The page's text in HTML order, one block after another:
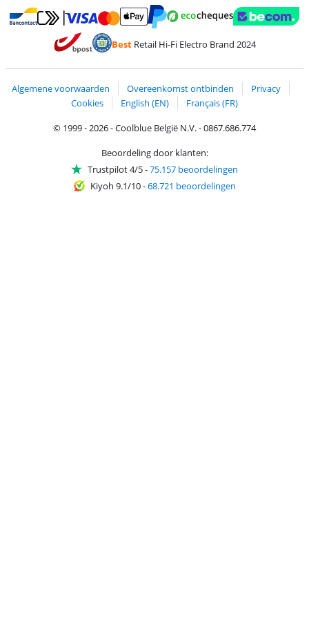
Betalen met Bancontact
Betalen met MasterCard en Visa via ClickToPay
Betalen met PayPal
BestRetail Hi-Fi Electro Brand 2024
Algemene voorwaarden Overeenkomst ontbinden
Privacy
Cookies
English (EN)
Français (FR)
© 1999 - 2026 - Coolblue België N.V. - 0867.686.774
Beoordeling door klanten:
Trustpilot 4/5-75.157 beoordelingen
Kiyoh 9.1/10-68.721 beoordelingen